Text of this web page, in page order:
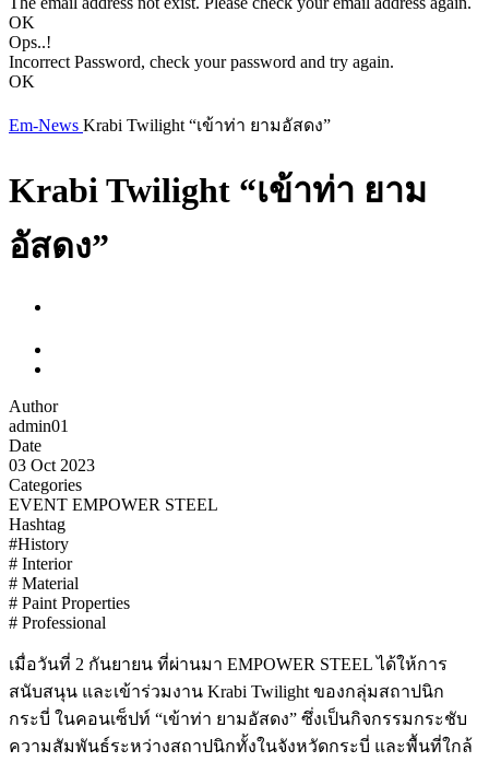
OK
Ops..!
Incorrect Password, check your password and try again.
OK
Em-News Krabi Twilight “เข้าท่า ยามอัสดง”
Krabi Twilight “เข้าท่า ยาม
อัสดง”
Author
admin01
Date
03 Oct 2023
Categories
EVENT EMPOWER STEEL
Hashtag
#History
# Interior
# Material
# Paint Properties
# Professional
เมื่อวันที่ 2 กันยายน ที่ผ่านมา EMPOWER STEEL ได้ให้การ
สนับสนุน และเข้าร่วมงาน Krabi Twilight ของกลุ่มสถาปนิก
กระบี่ ในคอนเซ็ปท์ “เข้าท่า ยามอัสดง” ซึ่งเป็นกิจกรรมกระชับ
ความสัมพันธ์ระหว่างสถาปนิกทั้งในจังหวัดกระบี่ และพื้นที่ใกล้